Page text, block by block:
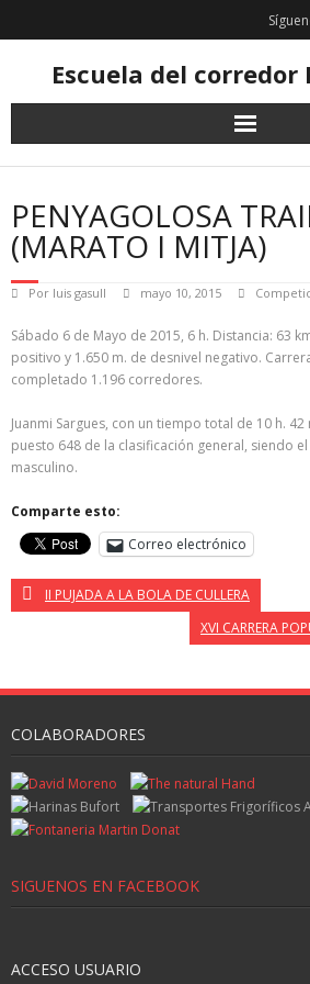
Escuela del corredor
PENYAGOLOSA
(MARATO I MITJA)
Por luis gasull mayo 10, 2015
Sábado 6 de Mayo de 2015, 6 h. Distancia: 63
positivo y 1.650 m. de desnivel negativo.
completado 1.196 corredores.
Juanmi Sargues, con un tiempo total de 10 h.
puesto 648 de la clasificación general, siendo
masculino.
Comparte esto:
Correo electrónico
II PUJADA A LA BOLA DE CULLERA
XVI CARRERA
COLABORADORES
SIGUENOS EN FACEBOOK
ACCESO USUARIO